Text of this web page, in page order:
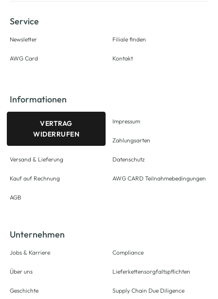
Service
Newsletter
AWG Card
Filiale finden
Kontakt
Informationen
VERTRAG
WIDERRUFEN
Versand & Lieferung
Kauf auf Rechnung
AGB
Impressum
Zahlungsarten
Datenschutz
AWG CARD Teilnahmebedingungen
Unternehmen
Jobs & Karriere
Über uns
Geschichte
Compliance
Lieferkettensorgfaltspflichten
Supply Chain Due Diligence